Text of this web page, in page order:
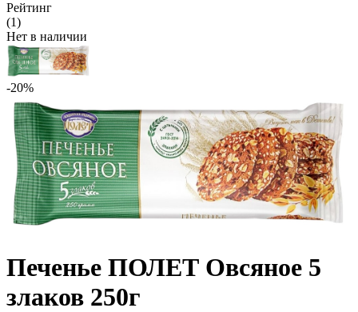
Рейтинг
(1)
Нет в наличии
-20%
Печенье ПОЛЕТ Овсяное 5
злаков 250г